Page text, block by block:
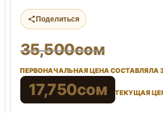
Поделиться
35,500сом
ПЕРВОНАЧАЛЬНАЯ ЦЕНА СОСТАВЛЯЛА
17,750сом ТЕКУЩАЯ